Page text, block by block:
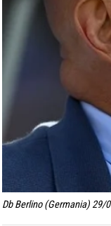
Db Berlino (Germania) 29/